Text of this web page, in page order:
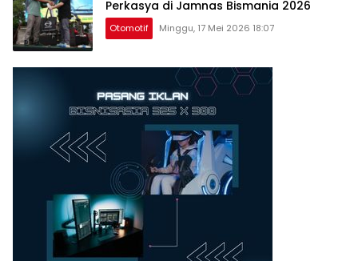
Perkasya di Jamnas Bismania 2026
Otomotif Minggu, 17 Mei 2026 18:07